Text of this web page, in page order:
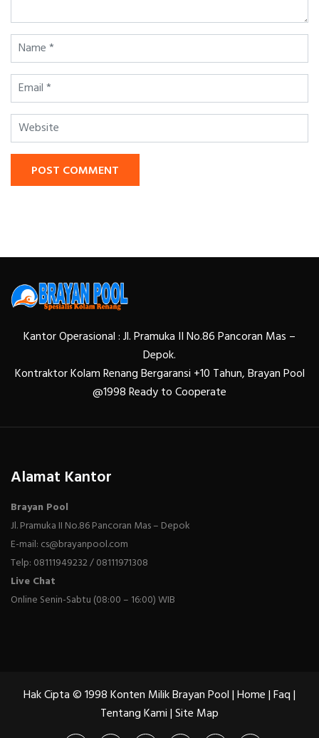
POST COMMENT
Kantor Operasional : Jl. Pramuka II No.86 Pancoran Mas –
Depok.
Kontraktor Kolam Renang Bergaransi +10 Tahun, Brayan Pool
@1998 Ready to Cooperate
Alamat Kantor
Brayan Pool
Jl. Pramuka II No.86 Pancoran Mas – Depok
E-mail: cs@brayanpool.com
Telp: 08111949232 / 08111971308
Live Chat
Online Senin-Sabtu (08:00 – 16:00) WIB
Hak Cipta © 1998 Konten Milik Brayan Pool |Home|Faq|
Tentang Kami|Site Map